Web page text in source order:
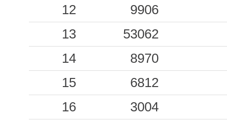
0.08 CRO
0.07
FRZN
0.07
VLT
0.07
FZE
0.06
UMPS
12
9906
13
53062
14
8970
15
6812
16
3004